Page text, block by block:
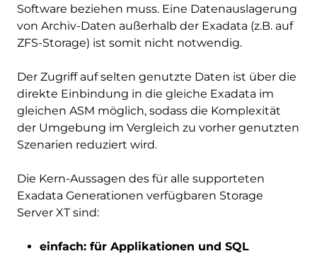
Software beziehen muss. Eine Datenauslagerung
von Archiv-Daten außerhalb der Exadata (z.B. auf
ZFS-Storage) ist somit nicht notwendig.
Der Zugriff auf selten genutzte Daten ist über die
direkte Einbindung in die gleiche Exadata im
gleichen ASM möglich, sodass die Komplexität
der Umgebung im Vergleich zu vorher genutzten
Szenarien reduziert wird.
Die Kern-Aussagen des für alle supporteten
Exadata Generationen verfügbaren Storage
Server XT sind:
einfach: für Applikationen und SQL